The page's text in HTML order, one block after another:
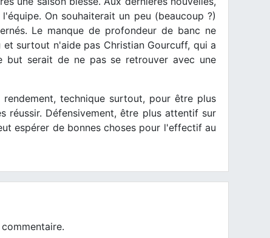
On souhaiterait un peu (beaucoup ?)
Le manque de profondeur de banc ne
surtout n'aide pas Christian Gourcuff, qui a
but serait de ne pas se retrouver avec une
technique surtout, pour être plus
réussir. Défensivement, être plus attentif sur
espérer de bonnes choses pour l'effectif au